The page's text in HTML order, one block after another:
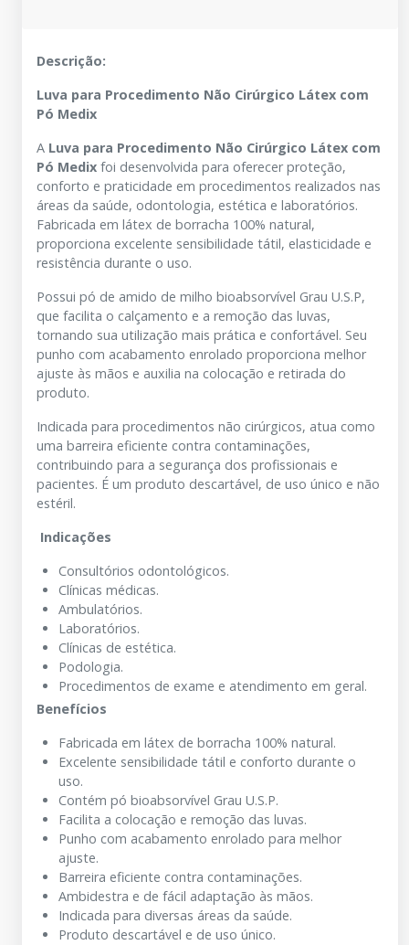
Descrição:
Luva para Procedimento Não Cirúrgico Látex com
Pó Medix
A Luva para Procedimento Não Cirúrgico Látex com
Pó Medix foi desenvolvida para oferecer proteção,
conforto e praticidade em procedimentos realizados nas
áreas da saúde, odontologia, estética e laboratórios.
Fabricada em látex de borracha 100% natural,
proporciona excelente sensibilidade tátil, elasticidade e
resistência durante o uso.
Possui pó de amido de milho bioabsorvível Grau U.S.P,
que facilita o calçamento e a remoção das luvas,
tornando sua utilização mais prática e confortável. Seu
punho com acabamento enrolado proporciona melhor
ajuste às mãos e auxilia na colocação e retirada do
produto.
Indicada para procedimentos não cirúrgicos, atua como
uma barreira eficiente contra contaminações,
contribuindo para a segurança dos profissionais e
pacientes. É um produto descartável, de uso único e não
estéril.
Indicações
Consultórios odontológicos.
Clínicas médicas.
Ambulatórios.
Laboratórios.
Clínicas de estética.
Podologia.
Procedimentos de exame e atendimento em geral.
Benefícios
Fabricada em látex de borracha 100% natural.
Excelente sensibilidade tátil e conforto durante o
uso.
Contém pó bioabsorvível Grau U.S.P.
Facilita a colocação e remoção das luvas.
Punho com acabamento enrolado para melhor
ajuste.
Barreira eficiente contra contaminações.
Ambidestra e de fácil adaptação às mãos.
Indicada para diversas áreas da saúde.
Produto descartável e de uso único.